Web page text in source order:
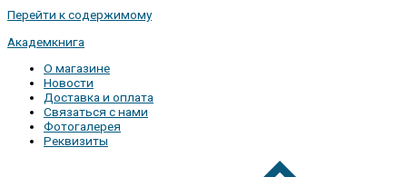
Перейти к содержимому
Академкнига
О магазине
Новости
Доставка и оплата
Связаться с нами
Фотогалерея
Реквизиты